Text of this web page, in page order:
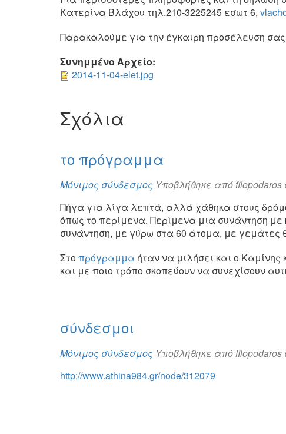
Κατερίνα Βλάχου τηλ.210-3225245 εσωτ 6,
Παρακαλούμε για την έγκαιρη προσέλευση σας
Συνημμένο Αρχείο:
2014-11-04-elet.jpg
Σχόλια
το πρόγραμμα
Μόνιμος σύνδεσμος Υποβλήθηκε απόfilopodaros
Πήγα για λίγα λεπτά, αλλά χάθηκα στους
όπως το περίμενα. Περίμενα μια συνάντηση
συνάντηση, με γύρω στα 60 άτομα, με γεμάτες
Στοπρόγραμμα ήταν να μιλήσει και ο
και με ποιο τρόπο σκοπεύουν να συνεχίσουν
σύνδεσμοι
Μόνιμος σύνδεσμος Υποβλήθηκε απόfilopodaros
http://www.athina984.gr/node/312079